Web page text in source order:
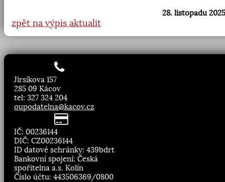
28. listopadu
zpět na výpis aktualit
Jirsíkova 157
285 09 Kácov
tel: 327 324 204
oupodatelna@kacov.cz
IČ: 00236144
DIČ: CZ00236144
ID datové schránky: 439bdrt
Bankovní spojení: Česká
spořitelna a.s. Kolín
Číslo účtu: 443506369/0800